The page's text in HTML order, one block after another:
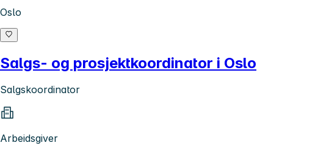
Oslo
Salgs- og prosjektkoordinator i Oslo
Salgskoordinator
Arbeidsgiver